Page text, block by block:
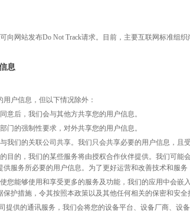
向网站发布Do Not Track请求。目前，主要互联网标准
息
户信息，但以下情况除外：
意后，我们会与其他方共享您的用户信息。
门的强制性要求，对外共享您的用户信息。
我们的关联公司共享。我们只会共享必要的用户信息，
目的，我们的某些服务将由授权合作伙伴提供。我们可
服务所必要的用户信息。为了更好运营和改善技术和服
您能够使用和享受更多的服务及功能，我们的应用中会
护措施，令其按照本政策以及其他任何相关的保密和安
提供的通讯服务，我们会将您的设备平台、设备厂商、